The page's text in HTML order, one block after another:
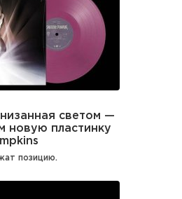
светом —
новую пластинку
позицию.